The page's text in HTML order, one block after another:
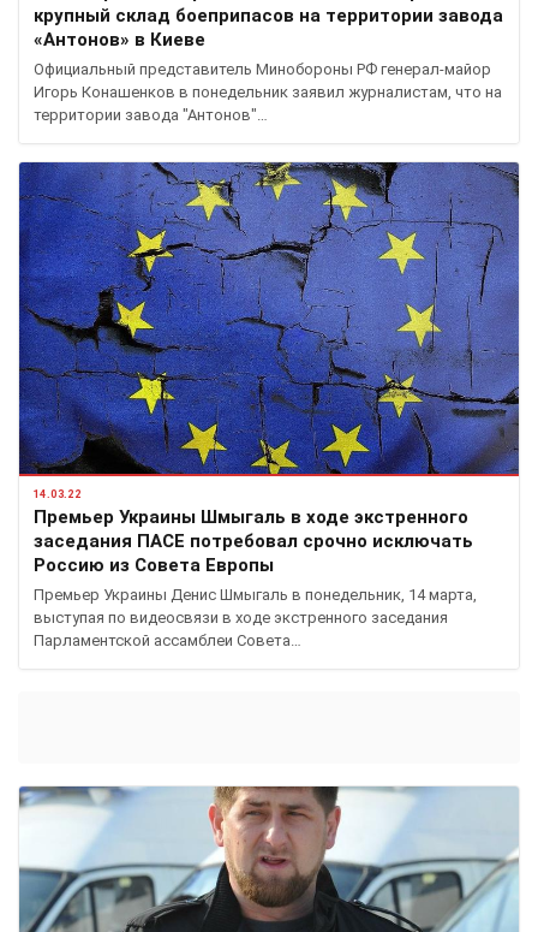
крупный склад боеприпасов на территории завода
«Антонов» в Киеве
Официальный представитель Минобороны РФ генерал-майор
Игорь Конашенков в понедельник заявил журналистам, что на
территории завода "Антонов"…
14.03.22
Премьер Украины Шмыгаль в ходе экстренного
заседания ПАСЕ потребовал срочно исключать
Россию из Совета Европы
Премьер Украины Денис Шмыгаль в понедельник, 14 марта,
выступая по видеосвязи в ходе экстренного заседания
Парламентской ассамблеи Совета…